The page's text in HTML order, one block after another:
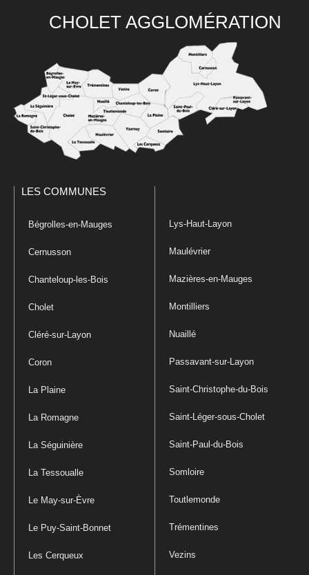
CHOLET AGGLOMÉRATION
LES COMMUNES
Bégrolles-en-Mauges
Cernusson
Chanteloup-les-Bois
Cholet
Cléré-sur-Layon
Coron
La Plaine
La Romagne
La Séguinière
La Tessoualle
Le May-sur-Èvre
Le Puy-Saint-Bonnet
Les Cerqueux
Lys-Haut-Layon
Maulévrier
Mazières-en-Mauges
Montilliers
Nuaillé
Passavant-sur-Layon
Saint-Christophe-du-Bois
Saint-Léger-sous-Cholet
Saint-Paul-du-Bois
Somloire
Toutlemonde
Trémentines
Vezins